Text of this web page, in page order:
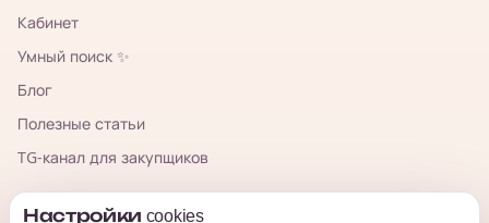
Кабинет
Умный поиск ✨
Блог
Полезные статьи
TG-канал для закупщиков
Настройки cookies